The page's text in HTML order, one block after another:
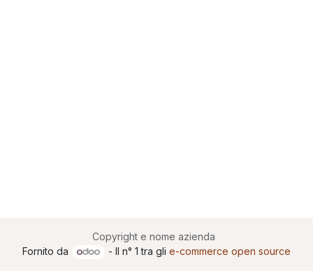
Copyright e nome azienda
Fornito da
- Il n° 1 tra gli e-commerce open source